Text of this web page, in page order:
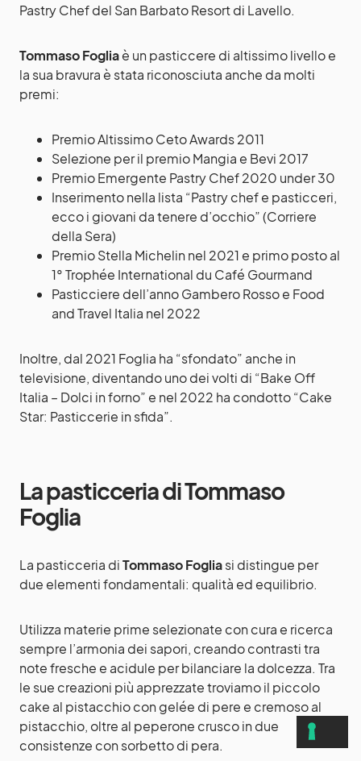
Pastry Chef del San Barbato Resort di Lavello.
Tommaso Fogliaè un pasticcere di altissimo livello e
la sua bravura è stata riconosciuta anche da molti
premi:
Premio Altissimo Ceto Awards 2011
Selezione per il premio Mangia e Bevi 2017
Premio Emergente Pastry Chef 2020 under 30
Inserimento nella lista “Pastry chef e pasticceri,
ecco i giovani da tenere d’occhio” (Corriere
della Sera)
Premio Stella Michelin nel 2021 e primo posto al
1° Trophée International du Café Gourmand
Pasticciere dell’anno Gambero Rosso e Food
and Travel Italia nel 2022
Inoltre, dal 2021 Foglia ha “sfondato” anche in
televisione, diventando uno dei volti di “Bake Off
Italia – Dolci in forno” e nel 2022 ha condotto “Cake
Star: Pasticcerie in sfida”.
La pasticceria di Tommaso
Foglia
La pasticceria diTommaso Fogliasi distingue per
due elementi fondamentali: qualità ed equilibrio.
Utilizza materie prime selezionate con cura e ricerca
sempre l’armonia dei sapori, creando contrasti tra
note fresche e acidule per bilanciare la dolcezza. Tra
le sue creazioni più apprezzate troviamo il piccolo
cake al pistacchio con gelée di pere e cremoso al
pistacchio, oltre al peperone crusco in due
consistenze con sorbetto di pera.